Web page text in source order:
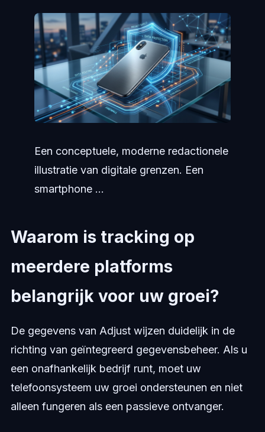
Een conceptuele, moderne redactionele
illustratie van digitale grenzen. Een
smartphone ...
Waarom is tracking op
meerdere platforms
belangrijk voor uw groei?
De gegevens van Adjust wijzen duidelijk in de
richting van geïntegreerd gegevensbeheer. Als u
een onafhankelijk bedrijf runt, moet uw
telefoonsysteem uw groei ondersteunen en niet
alleen fungeren als een passieve ontvanger.